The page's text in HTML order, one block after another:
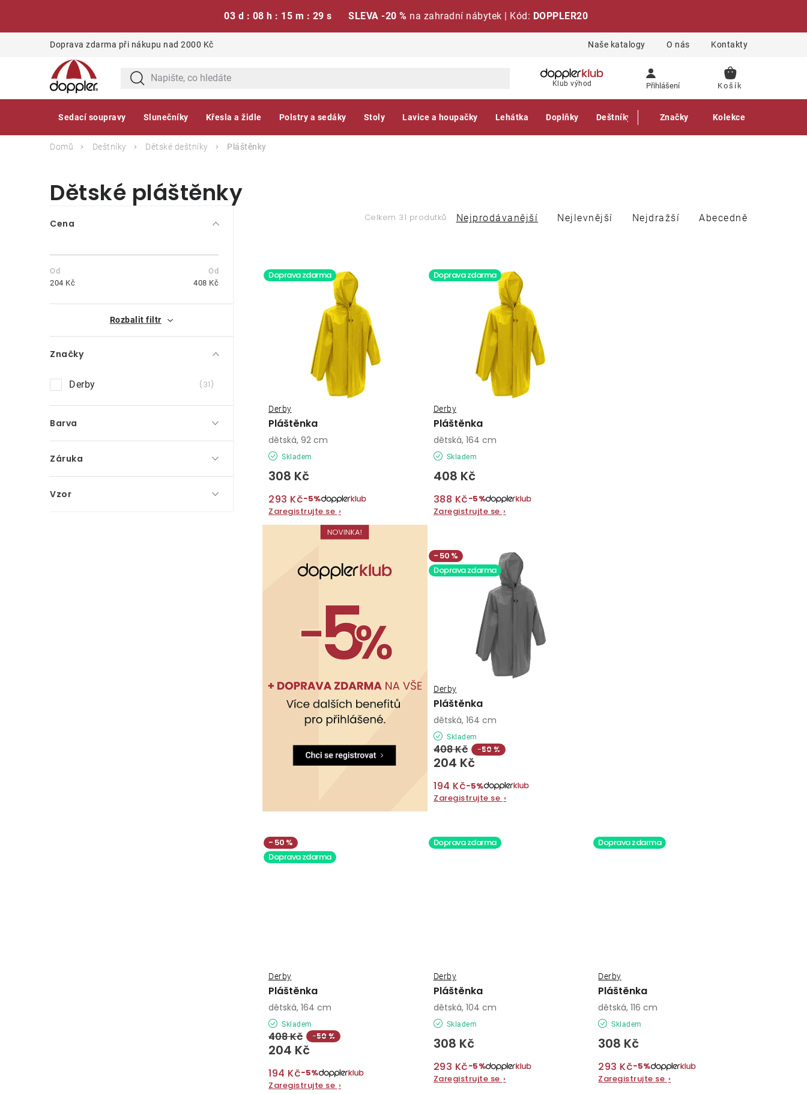
03 d : 08 h : 15 m : 28 s SLEVA -20 % na zahradní nábytek | Kód: DOPPLER20
Doprava zdarma při nákupu nad 2000 Kč Naše katalogy O nás Kontakty
Klub výhod Přihlášení
NÁKUPNÍ
Sedací soupravy Slunečníky Křesla a židle Polstry a sedáky Stoly Lavice a houpačky Lehátka Doplňky Deštníky Gastro produkty
Značky Kolekce
Domů Deštníky Dětské deštníky Pláštěnky
Dětské pláštěnky
P
s
t
r
a
n
n
í
p
a
n
e
Cena
204 Kč 408 Kč
Rozbalit filtr
Značky
Derby 31
Barva
Záruka
Vzor
Celkem 31 produtků
Ř
z
e
o
d
u
k
t
ů
Nejprodávanější Nejlevnější Nejdražší Abecedně
ý
o
d
u
k
t
ů
Doprava zdarma
Pláštěnka
Derby
Skladem
308 Kč
293 Kč−5%
Zaregistrujte se ›
dětská, 92 cm
Doprava zdarma
Pláštěnka
Derby
Skladem
408 Kč
388 Kč−5%
Zaregistrujte se ›
dětská, 164 cm
50 %
Doprava zdarma
Pláštěnka
Derby
Skladem
204 Kč
408 Kč −50 %
194 Kč−5%
Zaregistrujte se ›
dětská, 164 cm
50 %
Doprava zdarma
Pláštěnka
Derby
Skladem
204 Kč
408 Kč −50 %
194 Kč−5%
Zaregistrujte se ›
dětská, 164 cm
Doprava zdarma
Pláštěnka
Derby
Skladem
308 Kč
293 Kč−5%
Zaregistrujte se ›
dětská, 104 cm
Doprava zdarma
Pláštěnka
Derby
Skladem
308 Kč
293 Kč−5%
Zaregistrujte se ›
dětská, 116 cm